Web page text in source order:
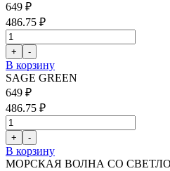
649 ₽
486.75 ₽
В корзину
SAGE GREEN
649 ₽
486.75 ₽
В корзину
МОРСКАЯ ВОЛНА СО